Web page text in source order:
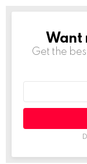
Want
Get the